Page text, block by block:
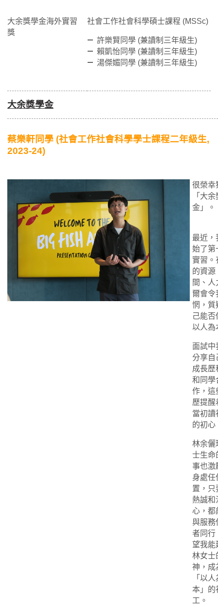
大余獎學金海外實習
獎
社會工作社會科學碩士課程 (MSSc)
許樂賢同學 (兼讀制三年級生)
賴凱怡同學 (兼讀制三年級生)
湯傑媚同學 (兼讀制三年級生)
大余獎學金
蔡樂軒同學 (社會工作社會科學學士課程二年級生,
2023-24)
很榮幸
「大
金」。
最近，
始了第
實習。
的資源
間、人
爾會令
惘，質
己能否
以人為
面試中
分享自
成長歷
和同學
作，這
歷提醒
當初讀
的初心
林余儷
士生命
事也激
身處任
置，只
熱誠和
心，都
與服務
者同行
望我能
林女士
神，成
「以人
本」的
工。